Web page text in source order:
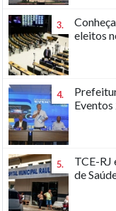
3.
eleitos
4.
5.
TCE-
de